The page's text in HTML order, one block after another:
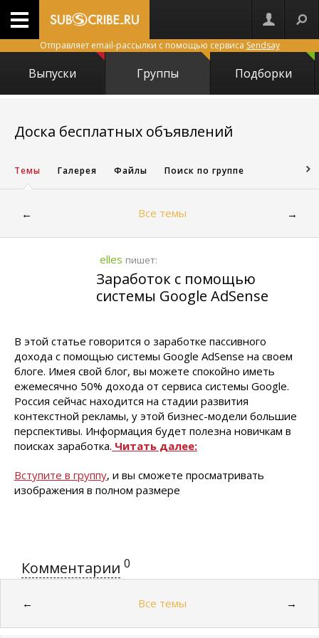
Отправляет email-рассылки с помощью сервиса Sendsay
Выпуски Группы Подборки
Доска бесплатных объявлений
Темы Галерея Файлы Поиск по группе
← Все темы →
elles пишет:
Заработок с помощью
системы Google AdSense
В этой статье говорится о заработке пассивного
дохода с помощью системы Google AdSense на своем
блоге. Имея свой блог, вы можете спокойно иметь
ежемесячно 50% дохода от сервиса системы Google.
Россия сейчас находится на стадии развития
контекстной рекламы, у этой бизнес-модели большие
перспективы. Информация будет полезна новичкам в
поисках заработка. Читать далее:
Вступите в группу, и вы сможете просматривать
изображения в полном размере
Комментарии 0
← Все темы →